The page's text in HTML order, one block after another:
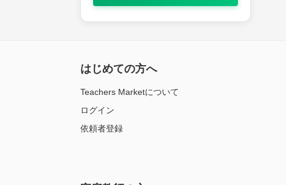
はじめての方へ
Teachers Marketについて
ログイン
依頼者登録